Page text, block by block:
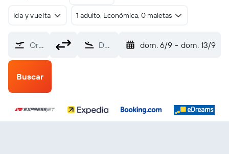
Ida y vuelta 1 adulto, Económica, 0 maletas
Origen Destino dom. 6/9 - dom. 13/9
Buscar